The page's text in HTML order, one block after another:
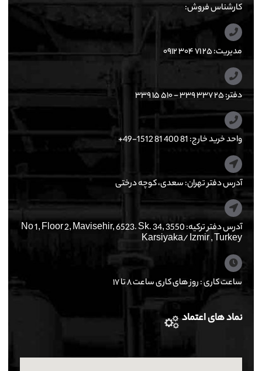
کارشناس فروش:
مدیریت: ۲۵ ۷۱ ۳۰۴ ۰۹۱۲
دفتر: ۲۵ ۳۳۷ ۳۳۹ - ۵۱۰ ۱۵ ۳۳۹
واحد خرید خارج: 81 400 81 1512-49+
آدرس دفتر تهران: سعدی، کوچه درختی
آدرس دفتر ترکیه: No 1, Floor 2, Mavisehir, 6523. Sk. 34, 3550
Karsiyaka/ Izmir , Turkey
ساعت کاری : روز های کاری ساعت ۸ تا ۱۷
نماد های اعتماد